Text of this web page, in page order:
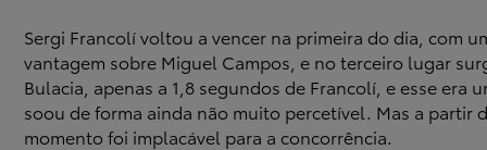
Sergi Francolí voltou a vencer na primeira do dia, com
vantagem sobre Miguel Campos, e no terceiro lugar
Bulacia, apenas a 1,8 segundos de Francolí, e esse era
soou de forma ainda não muito percetível. Mas a partir
momento foi implacável para a concorrência.